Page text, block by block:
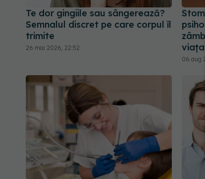
Te dor gingiile sau sângerează?
Semnalul discret pe care corpul îl
trimite
26 mai 2026, 22:52
06 aug